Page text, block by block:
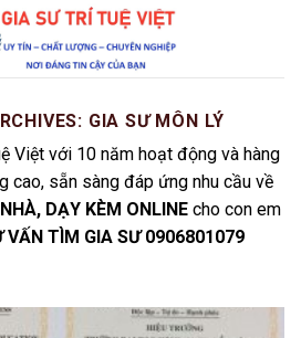
GIA SƯ MÔN LÝ
Việt với 10 năm hoạt động và hàng
cao, sẵn sàng đáp ứng nhu cầu về
DẠY KÈM ONLINE cho con em
VẤN TÌM GIA SƯ 0906801079